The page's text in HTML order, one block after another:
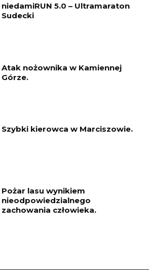
niedamiRUN 5.0 – Ultramaraton
Sudecki
Atak nożownika w Kamiennej
Górze.
Szybki kierowca w Marciszowie.
Pożar lasu wynikiem
nieodpowiedzialnego
zachowania człowieka.